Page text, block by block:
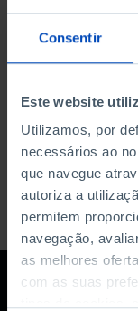
Consentir
Este website
Utilizamos, por
necessários ao
que navegue
autoriza a
permitem
navegação,
as melhores
com as suas
DATA DE FIM